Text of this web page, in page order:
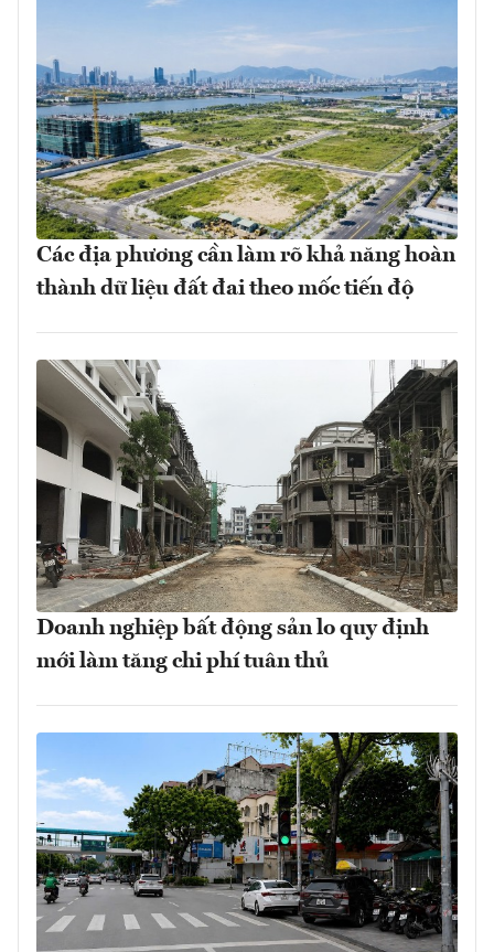
Các địa phương cần làm rõ khả năng hoàn
thành dữ liệu đất đai theo mốc tiến độ
Doanh nghiệp bất động sản lo quy định
mới làm tăng chi phí tuân thủ